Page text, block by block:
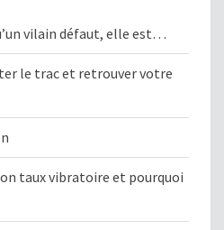
vilain défaut, elle est…
le trac et retrouver votre
taux vibratoire et pourquoi